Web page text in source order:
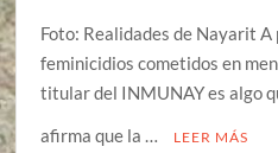
Foto: Realidades de Nayarit A
feminicidios cometidos en
titular del INMUNAY es algo
afirma que la …
LEER MÁS